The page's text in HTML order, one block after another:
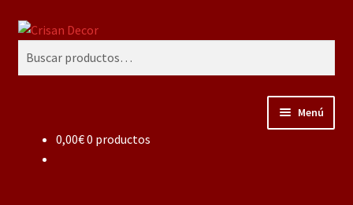
Ir
Ir
contenido
Buscar
Menú
Regalos infantiles, vajillas y canastillas bebé
0,00€0 productos